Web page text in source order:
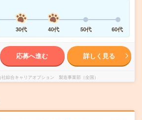
30代 40代 50代 60代
応募へ進む 詳しく見る
社綜合キャリアオプション 製造事業部（全国）